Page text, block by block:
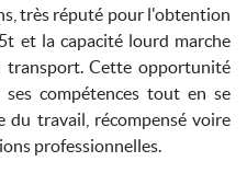
très réputé pour l'obtention
et la capacité lourd marche
transport. Cette opportunité
ses compétences tout en se
du travail, récompensé voire
professionnelles.